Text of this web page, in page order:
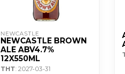
NEWCASTLE
NEWCASTLE BROWN
ALE ABV4.7%
12X550ML
THT: 2027-03-31